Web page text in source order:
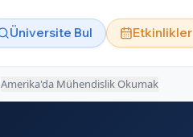
Üniversite Bul Etkinlikler
Amerika'da Mühendislik Okumak